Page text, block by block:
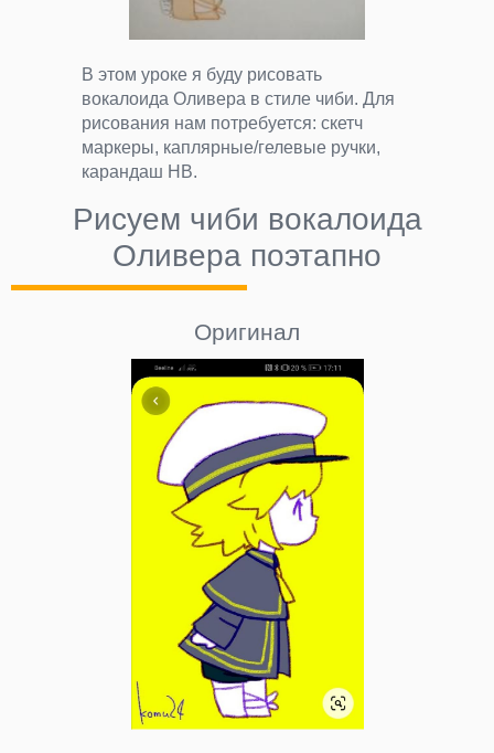
В этом уроке я буду рисовать
вокалоида Оливера в стиле чиби. Для
рисования нам потребуется: скетч
маркеры, каплярные/гелевые ручки,
карандаш НВ.
Рисуем чиби вокалоида
Оливера поэтапно
Оригинал